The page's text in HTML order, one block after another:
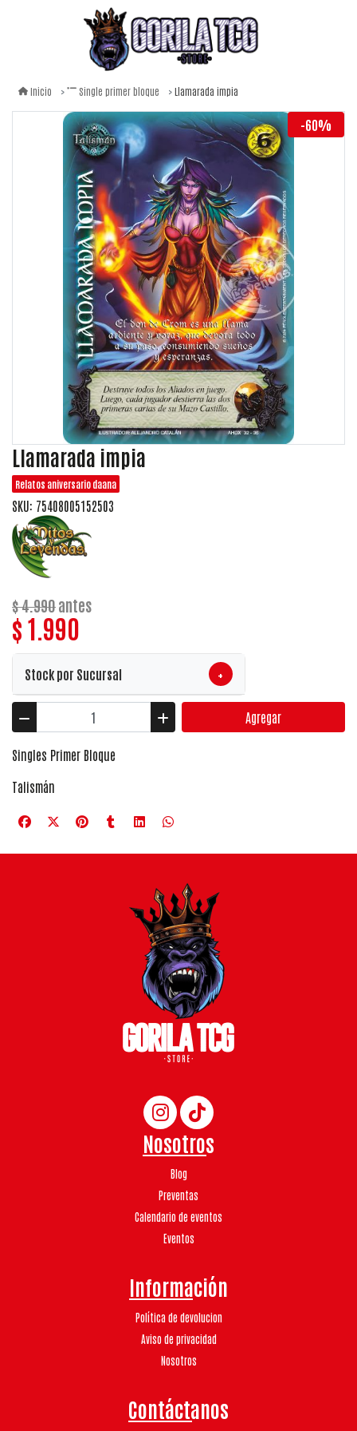
Inicio Single primer bloque Llamarada impia
-60%
Llamarada impia
Relatos aniversario daana
SKU: 75408005152503
$ 4.990antes
$ 1.990
Stock por Sucursal +
Agregar
Singles Primer Bloque
Talismán
Nosotros
Blog
Preventas
Calendario de eventos
Eventos
Información
Política de devolucion
Aviso de privacidad
Nosotros
Contáctanos